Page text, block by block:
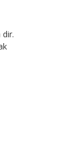
dir.